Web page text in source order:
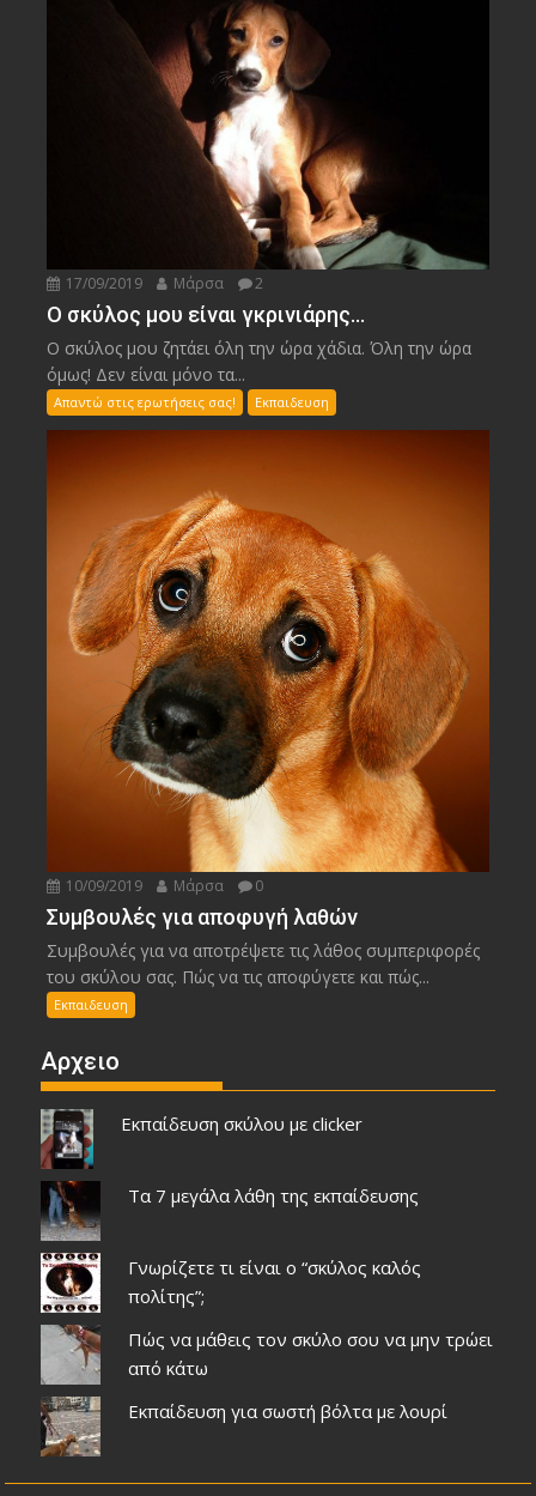
17/09/2019 Μάρσα 2
Ο σκύλος μου είναι γκρινιάρης…
Ο σκύλος μου ζητάει όλη την ώρα χάδια. Όλη την ώρα
όμως! Δεν είναι μόνο τα...
Απαντώ στις ερωτήσεις σας! Εκπαιδευση
10/09/2019 Μάρσα 0
Συμβουλές για αποφυγή λαθών
Συμβουλές για να αποτρέψετε τις λάθος συμπεριφορές
του σκύλου σας. Πώς να τις αποφύγετε και πώς...
Εκπαιδευση
Αρχειο
Εκπαίδευση σκύλου με clicker
Τα 7 μεγάλα λάθη της εκπαίδευσης
Γνωρίζετε τι είναι ο “σκύλος καλός
πολίτης”;
Πώς να μάθεις τον σκύλο σου να μην τρώει
από κάτω
Εκπαίδευση για σωστή βόλτα με λουρί